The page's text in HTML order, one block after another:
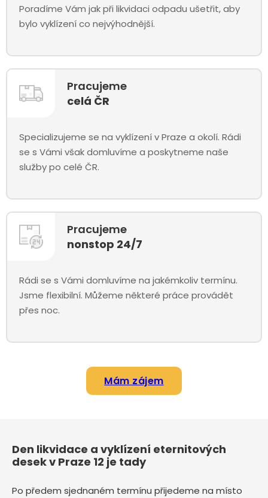
Poradíme Vám jak při likvidaci odpadu ušetřit, aby
bylo vyklízení co nejvýhodnější.
Pracujeme
celá ČR
Specializujeme se na vyklízení v Praze a okolí. Rádi
se s Vámi však domluvíme a poskytneme naše
služby po celé ČR.
Pracujeme
nonstop 24/7
Rádi se s Vámi domluvíme na jakémkoliv termínu.
Jsme flexibilní. Můžeme některé práce provádět
přes noc.
Mám zájem
Den likvidace a vyklízení eternitových
desek v Praze 12 je tady
Po předem sjednaném termínu přijedeme na místo